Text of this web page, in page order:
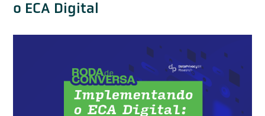
o ECA Digital